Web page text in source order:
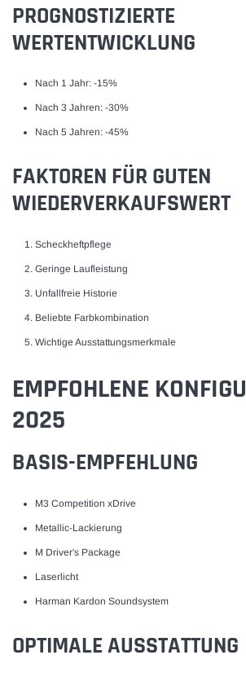
PROGNOSTIZIERTE
WERTENTWICKLUNG
Nach 1 Jahr: -15%
Nach 3 Jahren: -30%
Nach 5 Jahren: -45%
FAKTOREN FÜR GUTEN
WIEDERVERKAUFSWERT
Scheckheftpflege
Geringe Laufleistung
Unfallfreie Historie
Beliebte Farbkombination
Wichtige Ausstattungsmerkmale
EMPFOHLENE
2025
BASIS-EMPFEHLUNG
M3 Competition xDrive
Metallic-Lackierung
M Driver's Package
Laserlicht
Harman Kardon Soundsystem
OPTIMALE AUSSTATTUNG